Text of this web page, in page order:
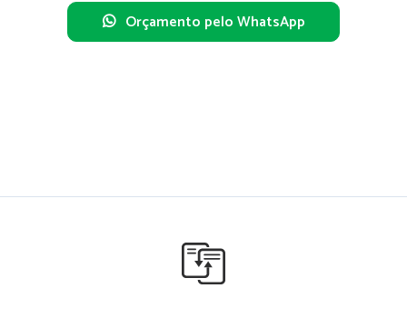
Orçamento pelo WhatsApp